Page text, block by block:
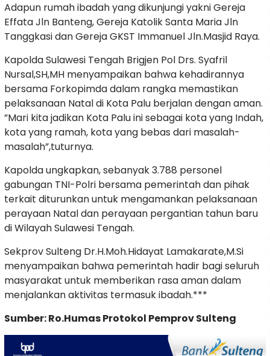
Adapun rumah ibadah yang dikunjungi yakni Gereja
Effata Jln Banteng, Gereja Katolik Santa Maria Jln
Tanggkasi dan Gereja GKST Immanuel Jln.Masjid Raya.
Kapolda Sulawesi Tengah Brigjen Pol Drs. Syafril
Nursal,SH,MH menyampaikan bahwa kehadirannya
bersama Forkopimda dalam rangka memastikan
pelaksanaan Natal di Kota Palu berjalan dengan aman.
”Mari kita jadikan Kota Palu ini sebagai kota yang Indah,
kota yang ramah, kota yang bebas dari masalah-
masalah”,tuturnya.
Kapolda ungkapkan, sebanyak 3.788 personel
gabungan TNI-Polri bersama pemerintah dan pihak
terkait diturunkan untuk mengamankan pelaksanaan
perayaan Natal dan perayaan pergantian tahun baru
di Wilayah Sulawesi Tengah.
Sekprov Sulteng Dr.H.Moh.Hidayat Lamakarate,M.Si
menyampaikan bahwa pemerintah hadir bagi seluruh
masyarakat untuk memberikan rasa aman dalam
menjalankan aktivitas termasuk ibadah.***
Sumber: Ro.Humas Protokol Pemprov Sulteng